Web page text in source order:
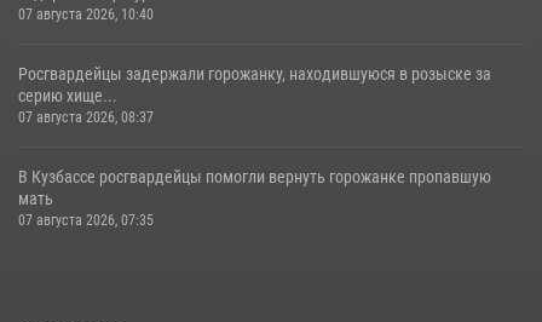
07 августа 2026, 10:40
Росгвардейцы задержали горожанку, находившуюся в розыске за
серию хище...
07 августа 2026, 08:37
В Кузбассе росгвардейцы помогли вернуть горожанке пропавшую
мать
07 августа 2026, 07:35